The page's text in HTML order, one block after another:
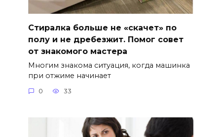
Стиралка больше не «скачет» по
полу и не дребезжит. Помог совет
от знакомого мастера
Многим знакома ситуация, когда машинка
при отжиме начинает
0 33